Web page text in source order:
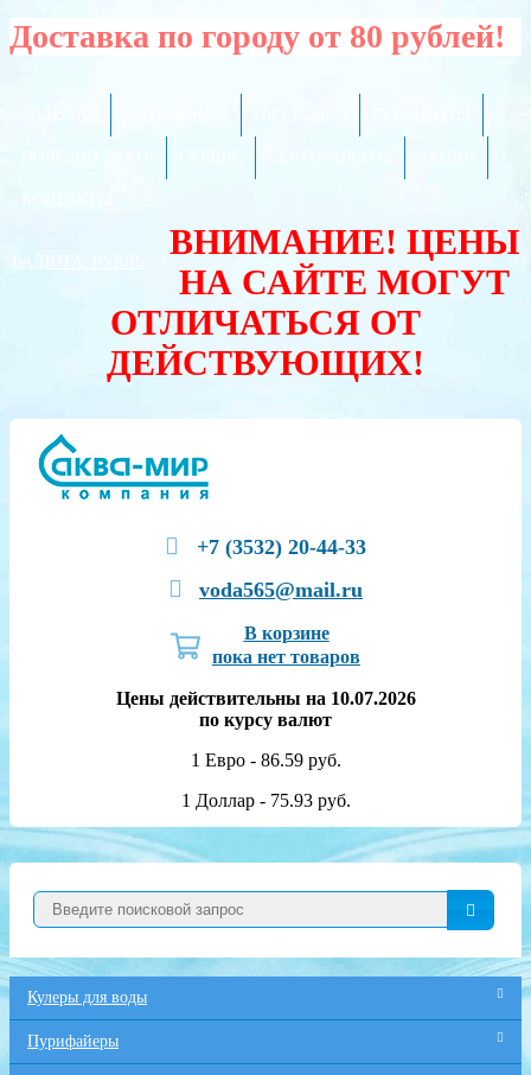
Доставка по городу от 80 рублей!
ВАЛЮТА:
ВНИМАНИЕ! ЦЕНЫ
НА САЙТЕ МОГУТ
ОТЛИЧАТЬСЯ ОТ
ДЕЙСТВУЮЩИХ!
+7 (3532) 20-44-33
voda565@mail.ru
В корзине
пока нет товаров
Цены действительны на 10.07.2026
по курсу валют
1 Евро - 86.59 руб.
1 Доллар - 75.93 руб.
Кулеры для воды
Пурифайеры